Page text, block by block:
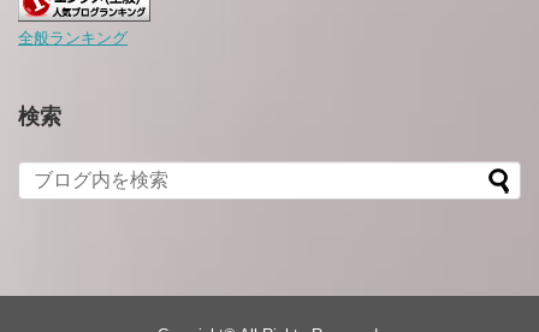
全般ランキング
検索